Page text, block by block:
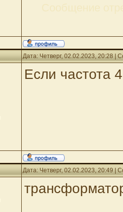
Дата: Четверг, 02.02.2023, 20:28 |
Если частота
Дата: Четверг, 02.02.2023, 20:49 |